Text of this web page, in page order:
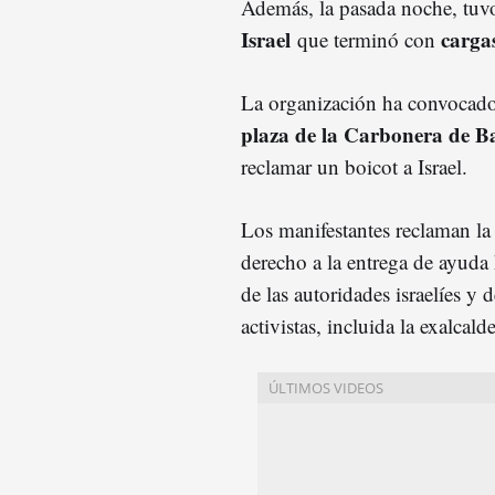
Además, la pasada noche,
Israel que terminó con
La organización ha
plaza de la Carbonera de
reclamar un boicot a Israel.
Los manifestantes reclaman la
derecho a la entrega de
de las autoridades israelíes y
activistas, incluida la